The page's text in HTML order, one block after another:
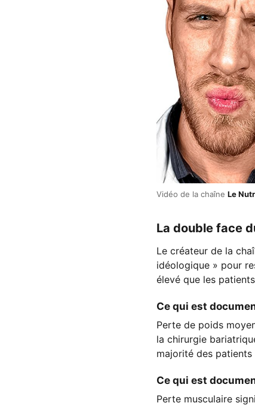
Vidéo de la chaîne Le
La double face
Le créateur de la
idéologique » pour
élevé que les
Ce qui est
Perte de poids
la chirurgie
majorité des patients
Ce qui est
Perte musculaire